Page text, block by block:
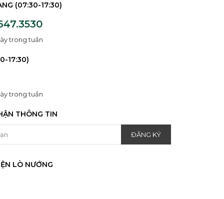
(07:30-17:30)
trong tuần
17:30)
trong tuần
THÔNG TIN
LÒ NƯỚNG